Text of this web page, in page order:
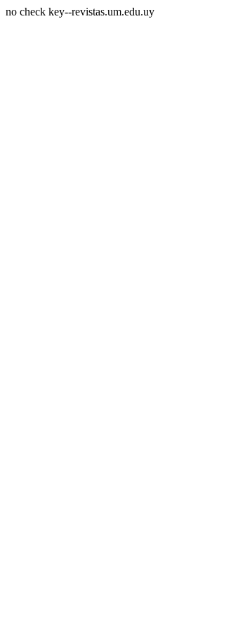
no check key--revistas.um.edu.uy